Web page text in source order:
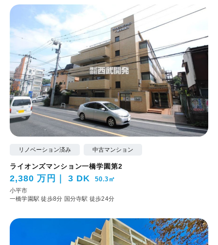
リノベーション済み 中古マンション
ライオンズマンション一橋学園第2
2,380 万円 3 DK 50.3㎡
小平市
一橋学園駅 徒歩8分 国分寺駅 徒歩24分